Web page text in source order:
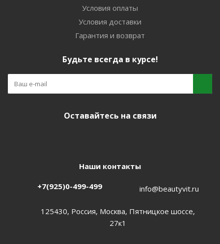
Условия оплаты
Условия доставки
Гарантия и возврат
Будьте всегда в курсе!
Оставайтесь на связи
Наши контакты
+7(925)0-499-499 info@beautyvit.ru
125430, Россия, Москва, Пятницкое шоссе,
27к1